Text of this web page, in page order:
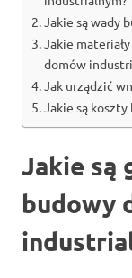
Jakie są wady
Jakie
domów
Jak urządzić
Jakie są
Jakie są
budowy